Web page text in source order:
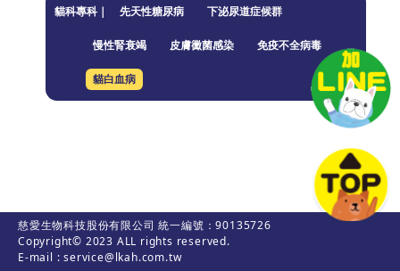
貓科專科｜ 先天性糖尿病 下泌尿道症候群
慢性腎衰竭 皮膚黴菌感染 免疫不全病毒
貓白血病
慈愛生物科技股份有限公司 統一編號：90135726
Copyright© 2023 ALL rights reserved.
E-mail : service@lkah.com.tw